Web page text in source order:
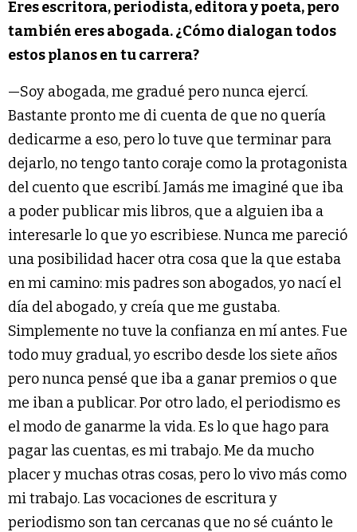
Eres escritora, periodista, editora y poeta, pero
también eres abogada. ¿Cómo dialogan todos
estos planos en tu carrera?
—Soy abogada, me gradué pero nunca ejercí.
Bastante pronto me di cuenta de que no quería
dedicarme a eso, pero lo tuve que terminar para
dejarlo, no tengo tanto coraje como la protagonista
del cuento que escribí. Jamás me imaginé que iba
a poder publicar mis libros, que a alguien iba a
interesarle lo que yo escribiese. Nunca me pareció
una posibilidad hacer otra cosa que la que estaba
en mi camino: mis padres son abogados, yo nací el
día del abogado, y creía que me gustaba.
Simplemente no tuve la confianza en mí antes. Fue
todo muy gradual, yo escribo desde los siete años
pero nunca pensé que iba a ganar premios o que
me iban a publicar. Por otro lado, el periodismo es
el modo de ganarme la vida. Es lo que hago para
pagar las cuentas, es mi trabajo. Me da mucho
placer y muchas otras cosas, pero lo vivo más como
mi trabajo. Las vocaciones de escritura y
periodismo son tan cercanas que no sé cuánto le